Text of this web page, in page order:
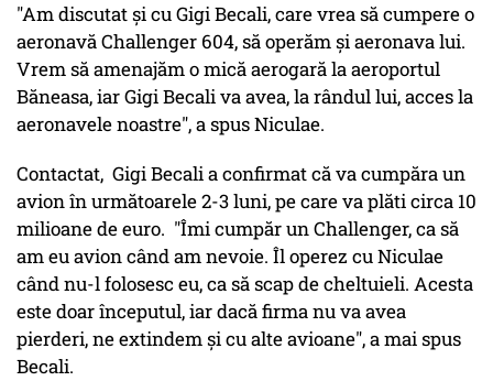
"Am discutat şi cu Gigi Becali, care vrea să cumpere o
aeronavă Challenger 604, să operăm şi aeronava lui.
Vrem să amenajăm o mică aerogară la aeroportul
Băneasa, iar Gigi Becali va avea, la rândul lui, acces la
aeronavele noastre", a spus Niculae.
Contactat, Gigi Becali a confirmat că va cumpăra un
avion în următoarele 2-3 luni, pe care va plăti circa 10
milioane de euro. "Îmi cumpăr un Challenger, ca să
am eu avion când am nevoie. Îl operez cu Niculae
când nu-l folosesc eu, ca să scap de cheltuieli. Acesta
este doar începutul, iar dacă firma nu va avea
pierderi, ne extindem şi cu alte avioane", a mai spus
Becali.